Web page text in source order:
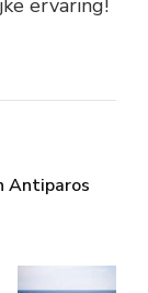
ervaring!
Antiparos